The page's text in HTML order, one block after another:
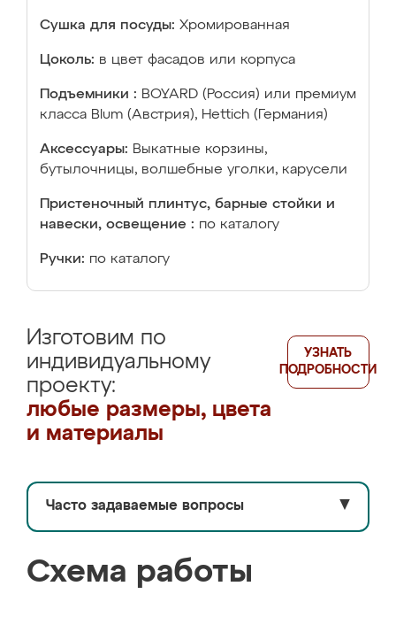
Сушка для посуды: Хромированная
Цоколь: в цвет фасадов или корпуса
Подъемники : BOYARD (Россия) или премиум
класса Blum (Австрия), Hettich (Германия)
Аксессуары: Выкатные корзины,
бутылочницы, волшебные уголки, карусели
Пристеночный плинтус, барные стойки и
навески, освещение : по каталогу
Ручки: по каталогу
Изготовим по
индивидуальному
проекту:
любые размеры, цвета
и материалы
УЗНАТЬ
ПОДРОБНОСТИ
Часто задаваемые вопросы ▼
Схема работы